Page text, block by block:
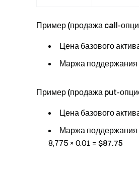
Пример (продажа call-
Цена базового
Маржа поддержания
Пример (продажа put-
Цена базового
Маржа поддержания
8,775 × 0.01 = $87.75